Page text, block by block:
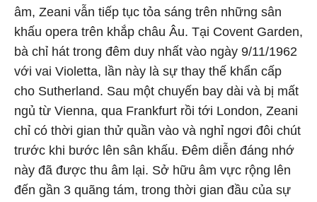
âm, Zeani vẫn tiếp tục tỏa sáng trên những sân
khấu opera trên khắp châu Âu. Tại Covent Garden,
bà chỉ hát trong đêm duy nhất vào ngày 9/11/1962
với vai Violetta, lần này là sự thay thế khẩn cấp
cho Sutherland. Sau một chuyến bay dài và bị mất
ngủ từ Vienna, qua Frankfurt rồi tới London, Zeani
chỉ có thời gian thử quần vào và nghỉ ngơi đôi chút
trước khi bước lên sân khấu. Đêm diễn đáng nhớ
này đã được thu âm lại. Sở hữu âm vực rộng lên
đến gần 3 quãng tám, trong thời gian đầu của sự